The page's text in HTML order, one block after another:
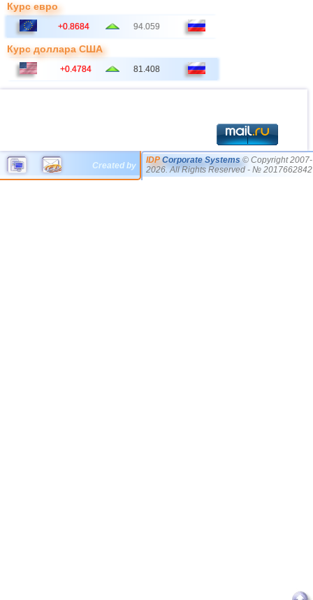
Курс евро
+0.8684 94.059
Курс доллара США
+0.4784 81.408
Created by
IDP Corporate Systems © Copyright 2007-
2026. All Rights Reserved - № 2017662842